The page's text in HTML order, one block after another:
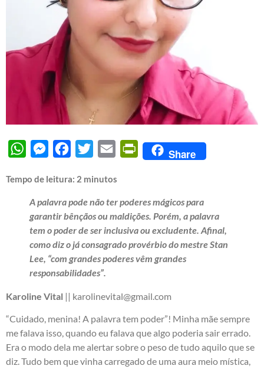
WhatsAppMessengerFacebook
Twitter Email PrintFriendly
Share
Tempo de leitura: 2 minutos
A palavra pode não ter poderes mágicos para
garantir bênçãos ou maldições. Porém, a palavra
tem o poder de ser inclusiva ou excludente. Afinal,
como diz o já consagrado provérbio do mestre Stan
Lee, “com grandes poderes vêm grandes
responsabilidades”.
Karoline Vital || karolinevital@gmail.com
“Cuidado, menina! A palavra tem poder”! Minha mãe sempre
me falava isso, quando eu falava que algo poderia sair errado.
Era o modo dela me alertar sobre o peso de tudo aquilo que se
diz. Tudo bem que vinha carregado de uma aura meio mística,